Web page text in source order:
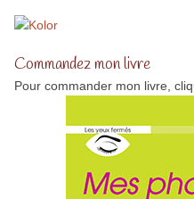
Commandez mon livre
Pour commander mon livre,